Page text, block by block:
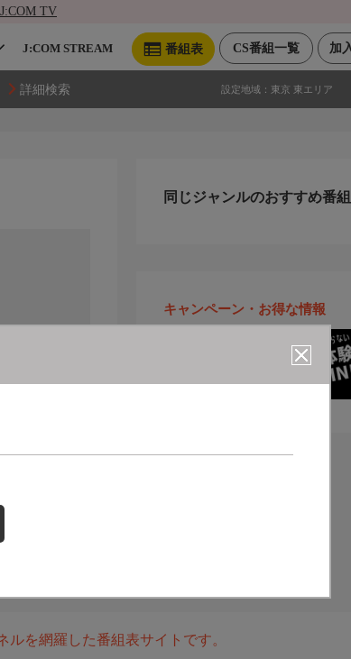
TV
加
CS番組一覧
番組表
J:COM STREAM
詳細検索 設定地域： 東京 東エリア
同じジャンルのおすすめ番組
キャンペーン・お得な情報
を網羅した番組表サイトです。